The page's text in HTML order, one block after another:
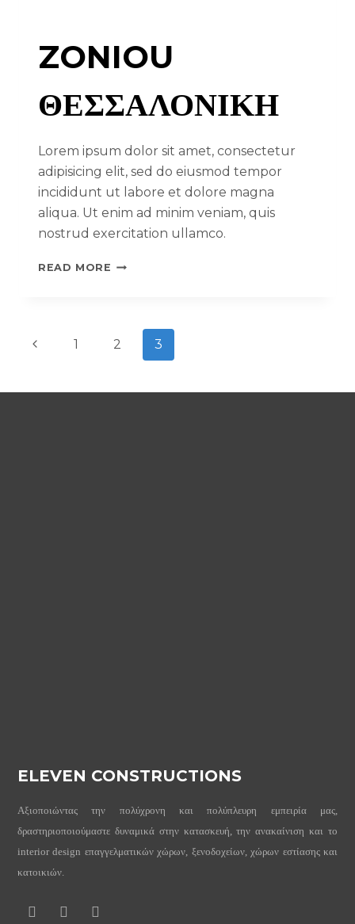
ZONIOU
ΘΕΣΣΑΛΟΝΙΚΗ
Lorem ipsum dolor sit amet, consectetur
adipisicing elit, sed do eiusmod tempor
incididunt ut labore et dolore magna
aliqua. Ut enim ad minim veniam, quis
nostrud exercitation ullamco.
READ MORE
1 2 3
ELEVEN CONSTRUCTIONS
Αξιοποιώντας την πολύχρονη και πολύπλευρη εμπειρία μας,
δραστηριοποιούμαστε δυναμικά στην κατασκευή, την ανακαίνιση και το
interior design επαγγελματικών χώρων, ξενοδοχείων, χώρων εστίασης και
κατοικιών.